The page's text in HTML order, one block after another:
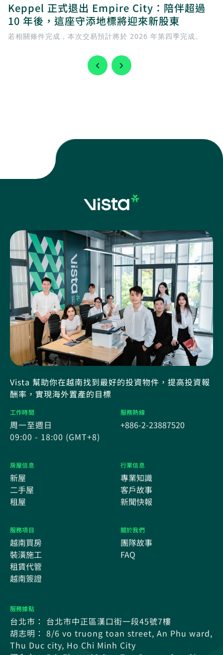
Keppel 正式退出 Empire City：陪伴超過
10 年後，這座守添地標將迎來新股東
若相關條件完成，本次交易預計將於 2026 年第四季完成。
Vista 幫助你在越南找到最好的投資物件，提高投資報
酬率，實現海外置產的目標
工作時間
周一至週日
09:00 - 18:00 (GMT+8)
服務熱線
+886-2-23887520
房屋信息
新屋
二手屋
租屋
行業信息
專業知識
客戶故事
新聞快報
服務項目
越南買房
裝潢施工
租賃代管
越南簽證
關於我們
團隊故事
FAQ
服務據點
台北市： 台北市中正區漢口街一段45號7樓
胡志明： 8/6 vo truong toan street, An Phu ward,
Thu Duc city, Ho Chi Minh City